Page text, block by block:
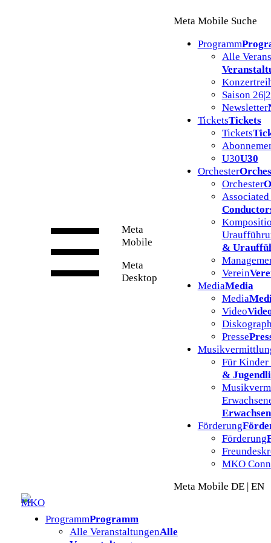
Meta
Mobile
Meta
Desktop
Meta Mobile Suche
Programm
Alle
Saison
Newsletter
TicketsTickets
Tickets
U30U30
Orchester
Orchester
&
Verein
MediaMedia
Media
Video
Presse
Für
&
Förderung
Förderung
MKO
Meta Mobile DE | EN
ProgrammProgramm
Alle VeranstaltungenAlle